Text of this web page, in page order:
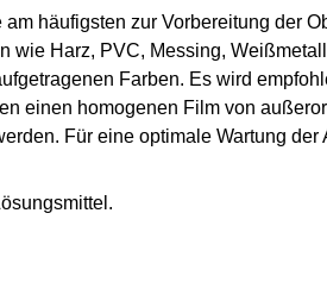
häufigsten zur Vorbereitung der
wie Harz, PVC, Messing,
Farben. Es wird
einen homogenen Film von
Für eine optimale Wartung